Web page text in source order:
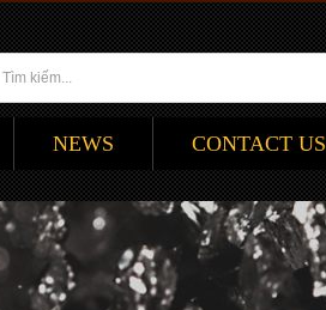
NEWS CONTACT US